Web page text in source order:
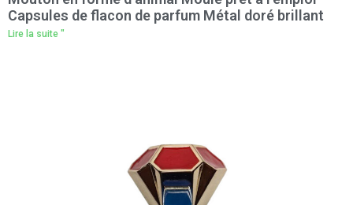
Capsules de flacon de parfum Métal doré brillant
Lire la suite "